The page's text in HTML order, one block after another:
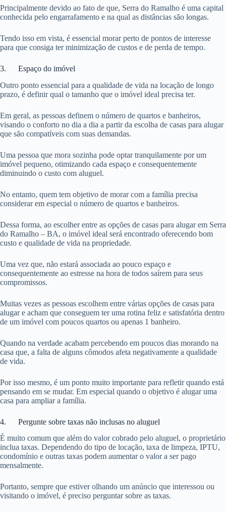
Principalmente devido ao fato de que, Serra do Ramalho é uma capital
conhecida pelo engarrafamento e na qual as distâncias são longas.
Tendo isso em vista, é essencial morar perto de pontos de interesse
para que consiga ter minimização de custos e de perda de tempo.
3. Espaço do imóvel
Outro ponto essencial para a qualidade de vida na locação de longo
prazo, é definir qual o tamanho que o imóvel ideal precisa ter.
Em geral, as pessoas definem o número de quartos e banheiros,
visando o conforto no dia a dia a partir da escolha de casas para alugar
que são compatíveis com suas demandas.
Uma pessoa que mora sozinha pode optar tranquilamente por um
imóvel pequeno, otimizando cada espaço e consequentemente
diminuindo o custo com aluguel.
No entanto, quem tem objetivo de morar com a família precisa
considerar em especial o número de quartos e banheiros.
Dessa forma, ao escolher entre as opções de casas para alugar em Serra
do Ramalho – BA, o imóvel ideal será encontrado oferecendo bom
custo e qualidade de vida na propriedade.
Uma vez que, não estará associada ao pouco espaço e
consequentemente ao estresse na hora de todos saírem para seus
compromissos.
Muitas vezes as pessoas escolhem entre várias opções de casas para
alugar e acham que conseguem ter uma rotina feliz e satisfatória dentro
de um imóvel com poucos quartos ou apenas 1 banheiro.
Quando na verdade acabam percebendo em poucos dias morando na
casa que, a falta de alguns cômodos afeta negativamente a qualidade
de vida.
Por isso mesmo, é um ponto muito importante para refletir quando está
pensando em se mudar. Em especial quando o objetivo é alugar uma
casa para ampliar a família.
4. Pergunte sobre taxas não inclusas no aluguel
É muito comum que além do valor cobrado pelo aluguel, o proprietário
inclua taxas. Dependendo do tipo de locação, taxa de limpeza, IPTU,
condomínio e outras taxas podem aumentar o valor a ser pago
mensalmente.
Portanto, sempre que estiver olhando um anúncio que interessou ou
visitando o imóvel, é preciso perguntar sobre as taxas.